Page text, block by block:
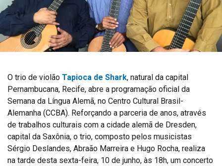
O trio de violão Tapioca de Shark, natural da capital
Pernambucana, Recife, abre a programação oficial da
Semana da Língua Alemã, no Centro Cultural Brasil-
Alemanha (CCBA). Reforçando a parceria de anos, através
de trabalhos culturais com a cidade alemã de Dresden,
capital da Saxônia, o trio, composto pelos musicistas
Sérgio Deslandes, Abraão Marreira e Hugo Rocha, realiza
na tarde desta sexta-feira, 10 de junho, às 18h, um concerto